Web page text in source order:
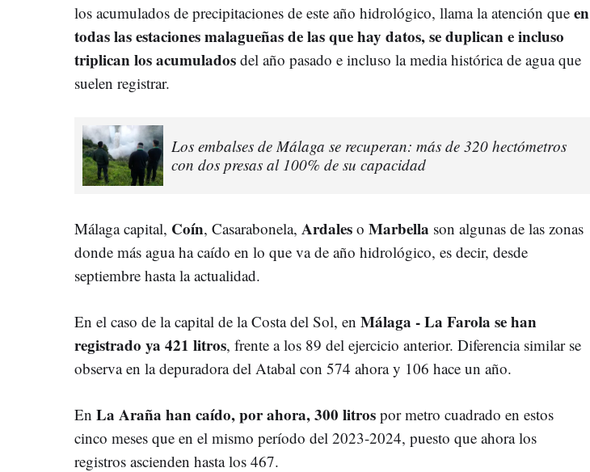
los acumulados de precipitaciones de este año hidrológico, llama la atención que en
todas las estaciones malagueñas de las que hay datos, se duplican e incluso
triplican los acumulados del año pasado e incluso la media histórica de agua que
suelen registrar.
Los embalses de Málaga se recuperan: más de 320 hectómetros
con dos presas al 100% de su capacidad
Málaga capital, Coín, Casarabonela, Ardales o Marbella son algunas de las zonas
donde más agua ha caído en lo que va de año hidrológico, es decir, desde
septiembre hasta la actualidad.
En el caso de la capital de la Costa del Sol, en Málaga - La Farola se han
registrado ya 421 litros, frente a los 89 del ejercicio anterior. Diferencia similar se
observa en la depuradora del Atabal con 574 ahora y 106 hace un año.
En La Araña han caído, por ahora, 300 litros por metro cuadrado en estos
cinco meses que en el mismo período del 2023-2024, puesto que ahora los
registros ascienden hasta los 467.